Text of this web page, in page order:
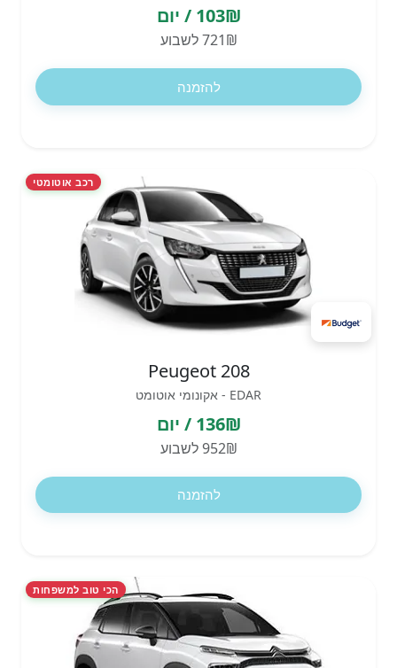
103₪ / יום
721₪ לשבוע
להזמנה
רכב אוטומטי
Peugeot 208
EDAR - אקונומי אוטומט
136₪ / יום
952₪ לשבוע
להזמנה
הכי טוב למשפחות